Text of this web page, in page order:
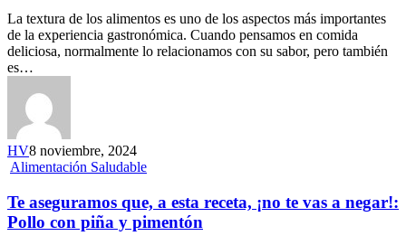
La textura de los alimentos es uno de los aspectos más importantes
de la experiencia gastronómica. Cuando pensamos en comida
deliciosa, normalmente lo relacionamos con su sabor, pero también
es…
HV8 noviembre, 2024
Alimentación Saludable
Te aseguramos que, a esta receta, ¡no te vas a negar!:
Pollo con piña y pimentón